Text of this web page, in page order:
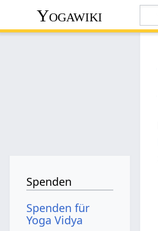
Yogawiki
Spenden
Spenden für
Yoga Vidya